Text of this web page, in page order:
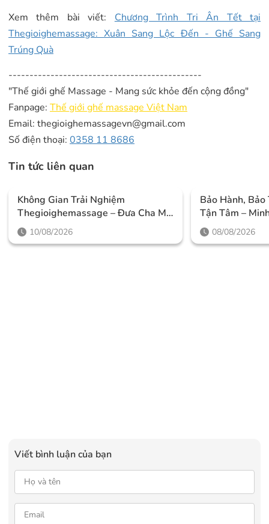
Xem thêm bài viết: Chương Trình Tri Ân Tết tại
Thegioighemassage: Xuân Sang Lộc Đến - Ghế Sang
Trúng Quà
----------------------------------------------
"Thế giới ghế Massage - Mang sức khỏe đến cộng đồng"
Fanpage: Thế giới ghế massage Việt Nam
Email: thegioighemassagevn@gmail.com
Số điện thoại: 0358 11 8686
Tin tức liên quan
Không Gian Trải Nghiệm
Thegioighemassage – Đưa Cha Mẹ
Đến Thử Ghế, Nhận Ưu Đãi 5%
Mùa Vu Lan
10/08/2026
Bảo Hành,
Tận Tâm –
08/08/2026
Viết bình luận của bạn